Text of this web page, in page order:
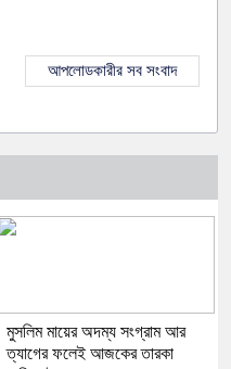
আপলোডকারীর সব সংবাদ
মুসলিম মায়ের অদম্য সংগ্রাম আর
ত্যাগের ফলেই আজকের তারকা